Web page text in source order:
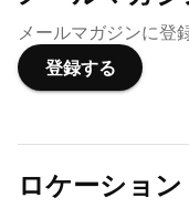
メールマガジンに登
登録する
ロケーション